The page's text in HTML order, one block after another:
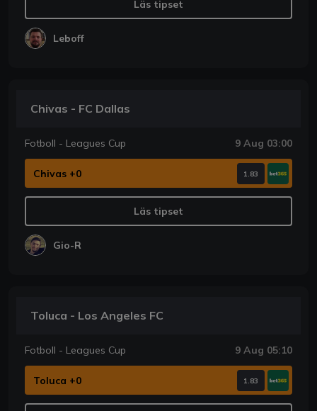
Läs tipset
Leboff
Chivas - FC Dallas
Fotboll - Leagues Cup 9 Aug 03:00
Chivas +0 1.83
Läs tipset
Gio-R
Toluca - Los Angeles FC
Fotboll - Leagues Cup 9 Aug 05:10
Toluca +0 1.83